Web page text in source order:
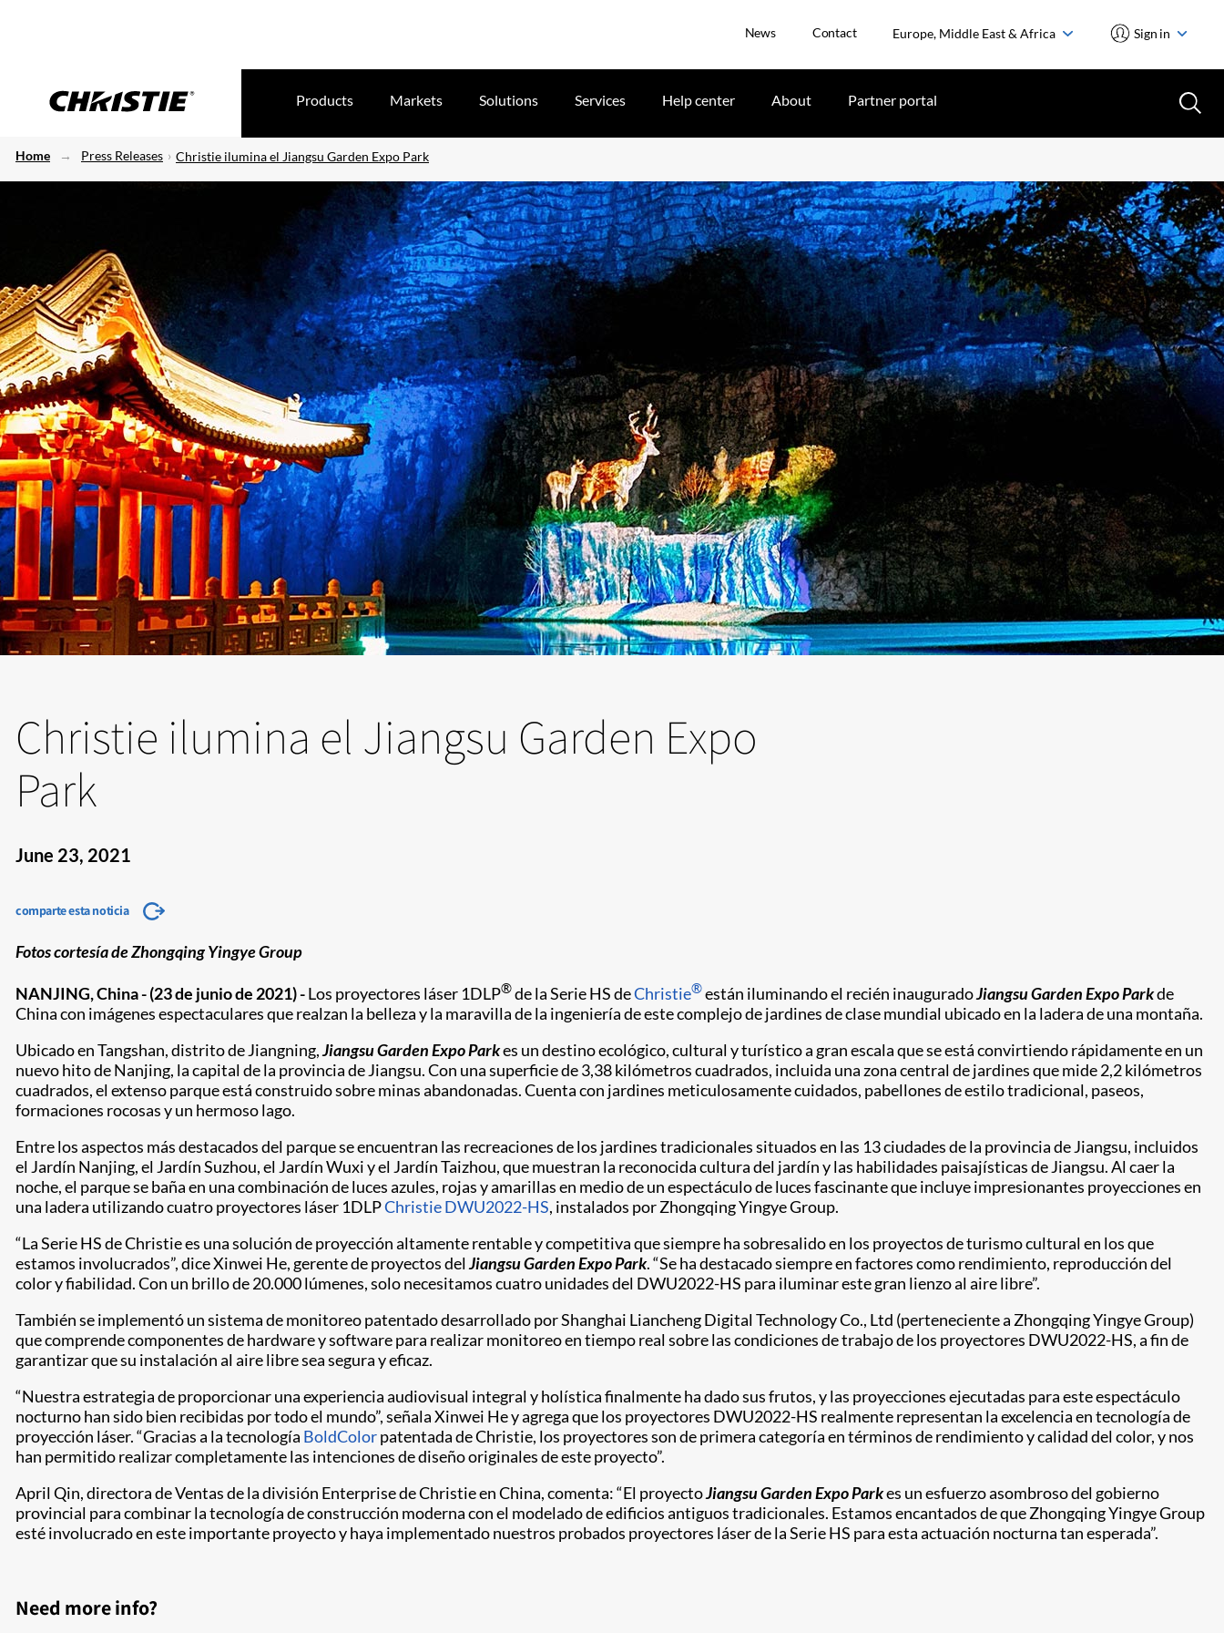
News Contact Europe, Middle East & Africa Sign in
Products Markets Solutions Services Help center About Partner portal
Home Press Releases Christie ilumina el Jiangsu Garden Expo Park
Christie ilumina el Jiangsu Garden Expo
Park
June 23, 2021
comparte esta noticia
Fotos cortesía de Zhongqing Yingye Group
NANJING, China - (23 de junio de 2021) -Los proyectores láser 1DLP®de la Serie HS deChristie®están iluminando el recién inauguradoJiangsu Garden Expo Parkde
China con imágenes espectaculares que realzan la belleza y la maravilla de la ingeniería de este complejo de jardines de clase mundial ubicado en la ladera de una montaña.
Ubicado en Tangshan, distrito de Jiangning,Jiangsu Garden Expo Parkes un destino ecológico, cultural y turístico a gran escala que se está convirtiendo rápidamente en un
nuevo hito de Nanjing, la capital de la provincia de Jiangsu. Con una superficie de 3,38 kilómetros cuadrados, incluida una zona central de jardines que mide 2,2 kilómetros
cuadrados, el extenso parque está construido sobre minas abandonadas. Cuenta con jardines meticulosamente cuidados, pabellones de estilo tradicional, paseos,
formaciones rocosas y un hermoso lago.
Entre los aspectos más destacados del parque se encuentran las recreaciones de los jardines tradicionales situados en las 13 ciudades de la provincia de Jiangsu, incluidos
el Jardín Nanjing, el Jardín Suzhou, el Jardín Wuxi y el Jardín Taizhou, que muestran la reconocida cultura del jardín y las habilidades paisajísticas de Jiangsu. Al caer la
noche, el parque se baña en una combinación de luces azules, rojas y amarillas en medio de un espectáculo de luces fascinante que incluye impresionantes proyecciones en
una ladera utilizando cuatro proyectores láser 1DLPChristie DWU2022-HS, instalados por Zhongqing Yingye Group.
“La Serie HS de Christie es una solución de proyección altamente rentable y competitiva que siempre ha sobresalido en los proyectos de turismo cultural en los que
estamos involucrados”, dice Xinwei He, gerente de proyectos delJiangsu Garden Expo Park. “Se ha destacado siempre en factores como rendimiento, reproducción del
color y fiabilidad. Con un brillo de 20.000 lúmenes, solo necesitamos cuatro unidades del DWU2022-HS para iluminar este gran lienzo al aire libre”.
También se implementó un sistema de monitoreo patentado desarrollado por Shanghai Liancheng Digital Technology Co., Ltd (perteneciente a Zhongqing Yingye Group)
que comprende componentes de hardware y software para realizar monitoreo en tiempo real sobre las condiciones de trabajo de los proyectores DWU2022-HS, a fin de
garantizar que su instalación al aire libre sea segura y eficaz.
“Nuestra estrategia de proporcionar una experiencia audiovisual integral y holística finalmente ha dado sus frutos, y las proyecciones ejecutadas para este espectáculo
nocturno han sido bien recibidas por todo el mundo”, señala Xinwei He y agrega que los proyectores DWU2022-HS realmente representan la excelencia en tecnología de
proyección láser. “Gracias a la tecnología BoldColorpatentada de Christie, los proyectores son de primera categoría en términos de rendimiento y calidad del color, y nos
han permitido realizar completamente las intenciones de diseño originales de este proyecto”.
April Qin, directora de Ventas de la división Enterprise de Christie en China, comenta: “El proyectoJiangsu Garden Expo Parkes un esfuerzo asombroso del gobierno
provincial para combinar la tecnología de construcción moderna con el modelado de edificios antiguos tradicionales. Estamos encantados de que Zhongqing Yingye Group
esté involucrado en este importante proyecto y haya implementado nuestros probados proyectores láser de la Serie HS para esta actuación nocturna tan esperada”.
Need more info?